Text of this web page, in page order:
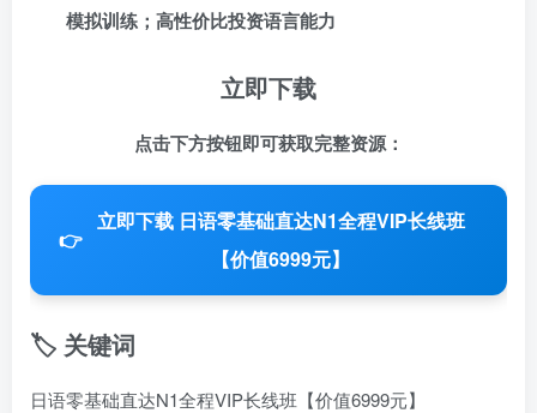
模拟训练；高性价比投资语言能力
立即下载
点击下方按钮即可获取完整资源：
👉
立即下载 日语零基础直达N1全程VIP长线班
【价值6999元】
🏷️ 关键词
日语零基础直达N1全程VIP长线班【价值6999元】